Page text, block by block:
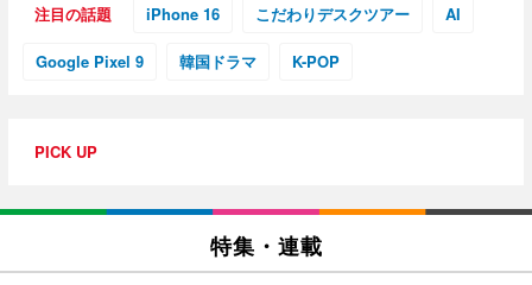
注目の話題 iPhone 16 こだわりデスクツアー AI
Google Pixel 9 韓国ドラマ K-POP
PICK UP
特集・連載